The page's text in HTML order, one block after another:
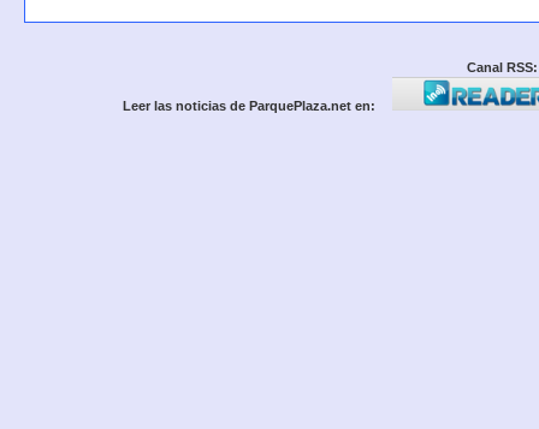
Canal RSS:
Leer las noticias de ParquePlaza.net en: